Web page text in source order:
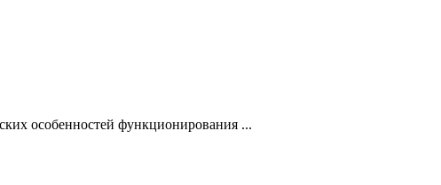
особенностей функционирования ...